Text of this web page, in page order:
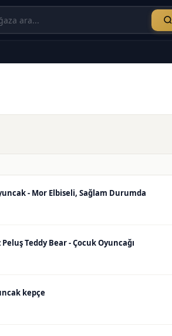
- Mor Elbiseli, Sağlam Durumda
Teddy Bear - Çocuk Oyuncağı
kepçe